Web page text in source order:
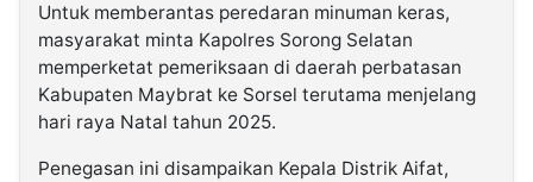
Untuk memberantas peredaran minuman keras,
masyarakat minta Kapolres Sorong Selatan
memperketat pemeriksaan di daerah perbatasan
Kabupaten Maybrat ke Sorsel terutama menjelang
hari raya Natal tahun 2025.
Penegasan ini disampaikan Kepala Distrik Aifat,